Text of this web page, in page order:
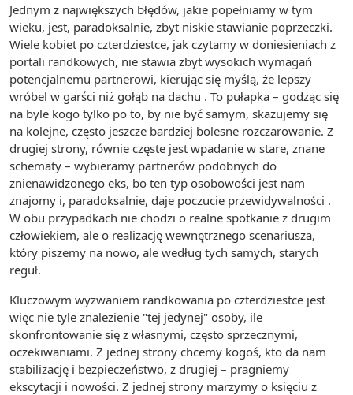
Jednym z największych błędów, jakie popełniamy w tym
wieku, jest, paradoksalnie, zbyt niskie stawianie poprzeczki.
Wiele kobiet po czterdziestce, jak czytamy w doniesieniach z
portali randkowych, nie stawia zbyt wysokich wymagań
potencjalnemu partnerowi, kierując się myślą, że lepszy
wróbel w garści niż gołąb na dachu . To pułapka – godząc się
na byle kogo tylko po to, by nie być samym, skazujemy się
na kolejne, często jeszcze bardziej bolesne rozczarowanie. Z
drugiej strony, równie częste jest wpadanie w stare, znane
schematy – wybieramy partnerów podobnych do
znienawidzonego eks, bo ten typ osobowości jest nam
znajomy i, paradoksalnie, daje poczucie przewidywalności .
W obu przypadkach nie chodzi o realne spotkanie z drugim
człowiekiem, ale o realizację wewnętrznego scenariusza,
który piszemy na nowo, ale według tych samych, starych
reguł.
Kluczowym wyzwaniem randkowania po czterdziestce jest
więc nie tyle znalezienie "tej jedynej" osoby, ile
skonfrontowanie się z własnymi, często sprzecznymi,
oczekiwaniami. Z jednej strony chcemy kogoś, kto da nam
stabilizację i bezpieczeństwo, z drugiej – pragniemy
ekscytacji i nowości. Z jednej strony marzymy o księciu z